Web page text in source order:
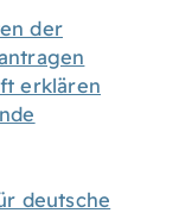
der
erklären
deutsche